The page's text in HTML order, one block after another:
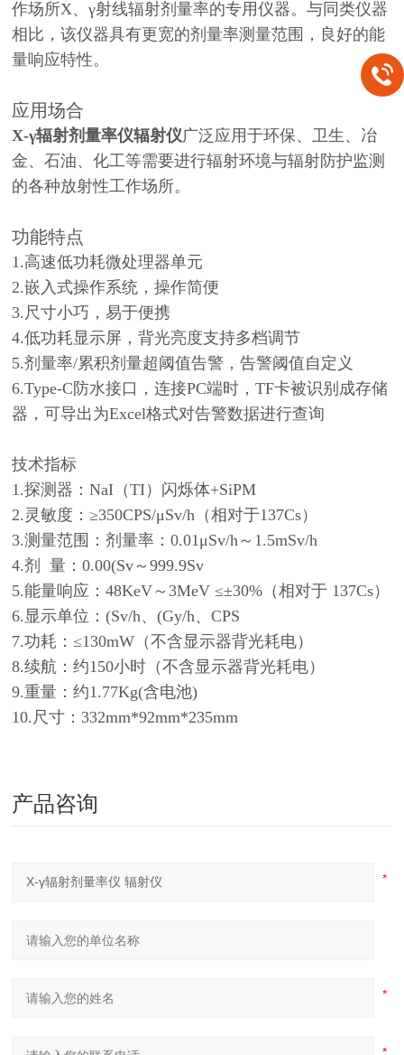
作场所X、γ射线辐射剂量率的专用仪器。与同类仪器
相比，该仪器具有更宽的剂量率测量范围，良好的能
量响应特性。
应用场合
X-γ辐射剂量率仪辐射仪广泛应用于环保、卫生、冶
金、石油、化工等需要进行辐射环境与辐射防护监测
的各种放射性工作场所。
功能特点
1.高速低功耗微处理器单元
2.嵌入式操作系统，操作简便
3.尺寸小巧，易于便携
4.低功耗显示屏，背光亮度支持多档调节
5.剂量率/累积剂量超阈值告警，告警阈值自定义
6.Type-C防水接口，连接PC端时，TF卡被识别成存储
器，可导出为Excel格式对告警数据进行查询
技术指标
1.探测器：NaI（TI）闪烁体+SiPM
2.灵敏度：≥350CPS/μSv/h（相对于137Cs）
3.测量范围：剂量率：0.01μSv/h～1.5mSv/h
4.剂 量：0.00(Sv～999.9Sv
5.能量响应：48KeV～3MeV ≤±30%（相对于 137Cs）
6.显示单位：(Sv/h、(Gy/h、CPS
7.功耗：≤130mW（不含显示器背光耗电）
8.续航：约150小时（不含显示器背光耗电）
9.重量：约1.77Kg(含电池)
10.尺寸：332mm*92mm*235mm
产品咨询